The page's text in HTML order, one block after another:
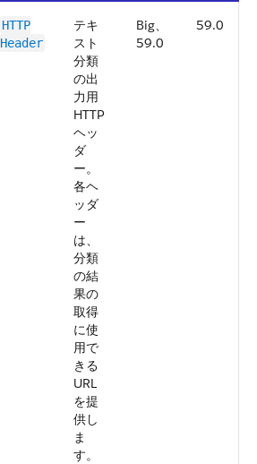
HTTP
Header
テキ
スト
分類
の出
力用
HTTP
ヘッ
ダ
ー。
各ヘ
ッダ
ー
は、
分類
の結
果の
取得
に使
用で
きる
URL
を提
供し
ま
す。
Big、
59.0
59.0